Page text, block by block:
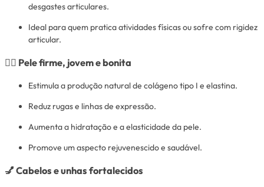
desgastes articulares.
Ideal para quem pratica atividades físicas ou sofre com rigidez
articular.
💆‍♀️ Pele firme, jovem e bonita
Estimula a produção natural de colágeno tipo I e elastina.
Reduz rugas e linhas de expressão.
Aumenta a hidratação e a elasticidade da pele.
Promove um aspecto rejuvenescido e saudável.
💅 Cabelos e unhas fortalecidos